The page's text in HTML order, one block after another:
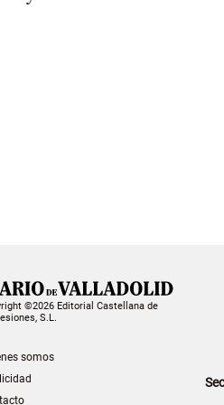
©2026 Editorial Castellana de
S.L.
somos